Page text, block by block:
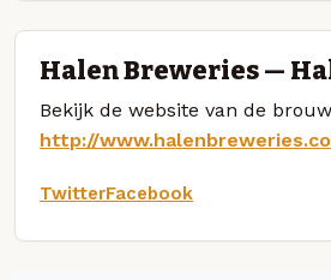
Halen Breweries —
Bekijk de website van de
http://
TwitterFacebook